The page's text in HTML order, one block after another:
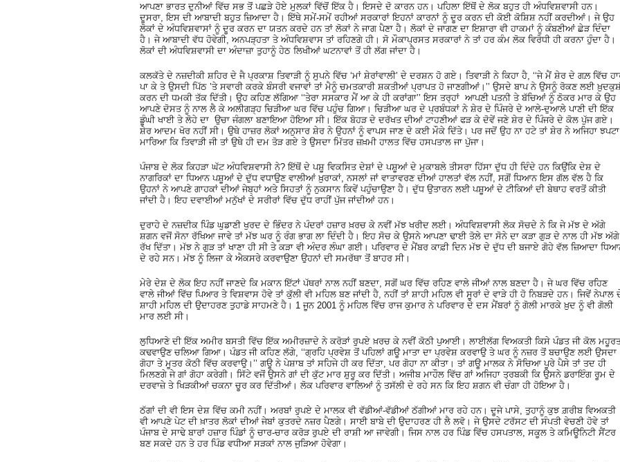
ਆਪਣਾ ਭਾਰਤ ਦੁਨੀਆਂ ਵਿੱਚ ਸਭ ਤੋਂ ਪਛੜੇ ਹੋਏ ਮੁਲਕਾਂ ਵਿੱਚੋਂ ਇੱਕ ਹੈ। ਇਸਦੇ ਦੋ ਕਾਰਨ ਹਨ। ਪਹਿਲਾ ਇੱਥੋਂ ਦੇ ਲੋਕ ਬਹੁਤ ਹੀ ਅੰਧਵਿਸ਼ਵਾਸੀ ਹਨ।
ਦੂਸਰਾ, ਇਸ ਦੀ ਆਬਾਦੀ ਬਹੁਤ ਜ਼ਿਆਦਾ ਹੈ। ਇੱਥੇ ਸਮੇਂ-ਸਮੇਂ ਰਹੀਆਂ ਸਰਕਾਰਾਂ ਇਹਨਾਂ ਕਾਰਨਾਂ ਨੂੰ ਦੂਰ ਕਰਨ ਦੀ ਕੋਈ ਕੋਸ਼ਿਸ਼ ਨਹੀਂ ਕਰਦੀਆਂ। ਜੇ ਉਹ
ਲੋਕਾਂ ਦੇ ਅੰਧਵਿਸ਼ਵਾਸਾਂ ਨੂੰ ਦੂਰ ਕਰਨ ਦਾ ਯਤਨ ਕਰਦੇ ਹਨ ਤਾਂ ਲੋਕਾਂ ਨੇ ਜਾਗ ਪੈਣਾ ਹੈ। ਲੋਕਾਂ ਦੇ ਜਾਗਣ ਦਾ ਇਸ਼ਾਰਾ ਵੀ ਹਾਕਮਾਂ ਨੂੰ ਕੰਬਣੀਆਂ ਛੇੜ ਦਿੰਦਾ
ਹੈ। ਜੇ ਆਬਾਦੀ ਵੱਧ ਹੋਵੇਗੀ, ਅਨਪੜ੍ਹਤਾ ਤੇ ਅੰਧਵਿਸ਼ਵਾਸ ਤਾਂ ਰਹਿਣਗੇ ਹੀ। ਸੋ ਮੌਕਾਪ੍ਰਸਤ ਸਰਕਾਰਾਂ ਨੇ ਤਾਂ ਹਰ ਕੰਮ ਲੋਕ ਵਿਰੋਧੀ ਹੀ ਕਰਨਾ ਹੁੰਦਾ ਹੈ।
ਲੋਕਾਂ ਦੀ ਅੰਧਵਿਸ਼ਵਾਸੀ ਦਾ ਅੰਦਾਜ਼ਾ ਤੁਹਾਨੂੰ ਹੇਠ ਲਿਖੀਆਂ ਘਟਨਾਵਾਂ ਤੋਂ ਹੀ ਲੱਗ ਜਾਂਦਾ ਹੈ।
ਕਲਕੱਤੇ ਦੇ ਨਜ਼ਦੀਕੀ ਸ਼ਹਿਰ ਦੇ ਜੈ ਪ੍ਰਕਾਸ਼ ਤਿਵਾੜੀ ਨੂੰ ਸੁਪਨੇ ਵਿੱਚ ‘ਮਾਂ ਸ਼ੇਰਾਂਵਾਲੀ’ ਦੇ ਦਰਸ਼ਨ ਹੋ ਗਏ। ਤਿਵਾੜੀ ਨੇ ਕਿਹਾ ਹੈ, ‘‘ਜੇ ਮੈਂ ਸ਼ੇਰ ਦੇ ਗਲ਼ ਵਿੱਚ
ਪਾ ਕੇ ਤੇ ਉਸਦੀ ਪਿੱਠ ’ਤੇ ਸਵਾਰੀ ਕਰਕੇ ਬੰਸਰੀ ਵਜਾਵਾਂ ਤਾਂ ਮੈਨੂੰ ਚਮਤਕਾਰੀ ਸ਼ਕਤੀਆਂ ਪ੍ਰਾਪਤ ਹੋ ਜਾਣਗੀਆਂ।’’ ਉਸਦੇ ਬਾਪ ਨੇ ਉਸਨੂੰ ਰੋਕਣ ਲਈ
ਕਰਨ ਦੀ ਧਮਕੀ ਤੱਕ ਦਿੱਤੀ। ਉਹ ਕਹਿਣ ਲੱਗਿਆ ‘‘ਤੇਰਾ ਸਸਕਾਰ ਮੈਂ ਆ ਕੇ ਹੀ ਕਰਾਂਗਾ’’ ਇਸ ਤਰ੍ਹਾਂ ਆਪਣੀ ਪਤਨੀ ਤੇ ਬੱਚਿਆਂ ਨੂੰ ਠੋਕਰ ਮਾਰ ਕੇ ਉਹ
ਆਪਣੇ ਦੋਸਤ ਨੂੰ ਨਾਲ ਲੈ ਕੇ ਅਲੀਗੜ੍ਹ ਚਿੜੀਆ ਘਰ ਵਿੱਚ ਪਹੁੰਚ ਗਿਆ। ਚਿੜੀਆ ਘਰ ਦੇ ਪ੍ਰਬੰਧਕਾਂ ਨੇ ਸ਼ੇਰ ਦੇ ਪਿੰਜਰੇ ਦੇ ਆਲੇ-ਦੁਆਲੇ ਪਾਣੀ ਦੀ ਇੱਕ
ਡੂੰਘੀ ਖਾਈ ਤੇ ਲੋਹੇ ਦਾ ਉਚਾ ਜੰਗਲਾ ਬਣਾਇਆ ਹੋਇਆ ਸੀ। ਇੱਕ ਬੋਹੜ ਦੇ ਦਰੱਖਤ ਦੀਆਂ ਟਾਹਣੀਆਂ ਫੜ ਕੇ ਦੋਵੇਂ ਜਣੇ ਸ਼ੇਰ ਦੇ ਪਿੰਜਰੇ ਦੇ ਕੋਲ ਪੁੱਜ ਗਏ।
ਸ਼ੇਰ ਆਦਮ ਖੋਰ ਨਹੀਂ ਸੀ। ਉਥੇ ਹਾਜ਼ਰ ਲੋਕਾਂ ਅਨੁਸਾਰ ਸ਼ੇਰ ਨੇ ਉਹਨਾਂ ਨੂੰ ਵਾਪਸ ਜਾਣ ਦੇ ਕਈ ਮੌਕੇ ਦਿੱਤੇ। ਪਰ ਜਦੋਂ ਉਹ ਨਾ ਹਟੇ ਤਾਂ ਸ਼ੇਰ ਨੇ ਅਜਿਹਾ ਝਪਟਾ
ਮਾਰਿਆ ਕਿ ਤਿਵਾੜੀ ਜੀ ਤਾਂ ਉਥੇ ਹੀ ਦਮ ਤੋੜ ਗਏ ਤੇ ਉਸਦਾ ਮਿੱਤਰ ਜ਼ਖ਼ਮੀ ਹਾਲਤ ਵਿੱਚ ਹਸਪਤਾਲ ਜਾ ਪੁੱਜਾ।
ਪੰਜਾਬ ਦੇ ਲੋਕ ਕਿਹੜਾ ਘੱਟ ਅੰਧਵਿਸ਼ਵਾਸੀ ਨੇ? ਇੱਥੋਂ ਦੇ ਪਸ਼ੂ ਵਿਕਸਿਤ ਦੇਸ਼ਾਂ ਦੇ ਪਸ਼ੂਆਂ ਦੇ ਮੁਕਾਬਲੇ ਤੀਸਰਾ ਹਿੱਸਾ ਦੁੱਧ ਹੀ ਦਿੰਦੇ ਹਨ ਕਿਉਂਕਿ ਦੇਸ਼ ਦੇ
ਨਾਗਰਿਕਾਂ ਦਾ ਧਿਆਨ ਪਸ਼ੂਆਂ ਦੇ ਦੁੱਧ ਵਧਾਉਣ ਵਾਲੀਆਂ ਖ਼ੁਰਾਕਾਂ, ਨਸਲਾਂ ਜਾਂ ਵਾਤਾਵਰਣ ਦੀਆਂ ਹਾਲਤਾਂ ਵੱਲ ਨਹੀਂ, ਸਗੋਂ ਧਿਆਨ ਇਸ ਗੱਲ ਵੱਲ ਹੈ ਕਿ
ਉਹਨਾਂ ਨੇ ਆਪਣੇ ਗਾਹਕਾਂ ਦੀਆਂ ਜੇਬ੍ਹਾਂ ਅਤੇ ਸਿਹਤਾਂ ਨੂੰ ਨੁਕਸਾਨ ਕਿਵੇਂ ਪਹੁੰਚਾਉਣਾ ਹੈ। ਦੁੱਧ ਉਤਾਰਨ ਲਈ ਪਸ਼ੂਆਂ ਦੇ ਟੀਕਿਆਂ ਦੀ ਬੇਥਾਹ ਵਰਤੋਂ ਕੀਤੀ
ਜਾਂਦੀ ਹੈ। ਇਹ ਦਵਾਈਆਂ ਮਨੁੱਖਾਂ ਦੇ ਸਰੀਰਾਂ ਵਿੱਚ ਦੁੱਧ ਰਾਹੀਂ ਪੁੱਜ ਜਾਂਦੀਆਂ ਹਨ।
ਦੁਰਾਹੇ ਦੇ ਨਜ਼ਦੀਕ ਪਿੰਡ ਘੁਡਾਣੀ ਖੁਰਦ ਦੇ ਭਿੰਦਰ ਨੇ ਪੰਦਰਾਂ ਹਜ਼ਾਰ ਖ਼ਰਚ ਕੇ ਨਵੀਂ ਮੱਝ ਖਰੀਦ ਲਈ। ਅੰਧਵਿਸ਼ਵਾਸੀ ਲੋਕ ਸੋਚਦੇ ਨੇ ਕਿ ਜੇ ਮੱਝ ਦੇ ਅੱਗੇ
ਸ਼ਗਨ ਵਜੋਂ ਸੋਨਾ ਰੱਖਿਆ ਜਾਵੇ ਤਾਂ ਮੱਝ ਘਰ ਨੂੰ ਰੰਗ ਭਾਗ ਲਾ ਦਿੰਦੀ ਹੈ। ਇਹ ਸੋਚ ਕੇ ਉਸਨੇ ਆਪਣਾ ਢਾਈ ਤੋਲੇ ਦਾ ਸੋਨੇ ਦਾ ਕੜਾ ਗੁੜ ਦੇ ਨਾਲ ਹੀ ਮੱਝ ਅੱਗੇ
ਰੱਖ ਦਿੱਤਾ। ਮੱਝ ਨੇ ਗੁੜ ਤਾਂ ਖਾਣਾ ਹੀ ਸੀ ਤੇ ਕੜਾ ਵੀ ਅੰਦਰ ਲੰਘਾ ਗਈ। ਪਰਿਵਾਰ ਦੇ ਮੈਂਬਰ ਕਾਫ਼ੀ ਦਿਨ ਮੱਝ ਦੇ ਦੁੱਧ ਦੀ ਬਜਾਏ ਗੋਹੇ ਵੱਲ ਜ਼ਿਆਦਾ
ਦੇ ਰਹੇ ਸਨ। ਮੱਝ ਨੂੰ ਲਿਜਾ ਕੇ ਐਕਸਰੇ ਕਰਵਾਉਣਾ ਉਹਨਾਂ ਦੀ ਸਮਰੱਥਾ ਤੋਂ ਬਾਹਰ ਸੀ।
ਮੇਰੇ ਦੇਸ਼ ਦੇ ਲੋਕ ਇਹ ਨਹੀਂ ਜਾਣਦੇ ਕਿ ਮਕਾਨ ਇੱਟਾਂ ਪੱਥਰਾਂ ਨਾਲ ਨਹੀਂ ਬਣਦਾ, ਸਗੋਂ ਘਰ ਵਿੱਚ ਰਹਿਣ ਵਾਲੇ ਜੀਆਂ ਨਾਲ ਬਣਦਾ ਹੈ। ਜੇ ਘਰ ਵਿੱਚ ਰਹਿਣ
ਵਾਲੇ ਜੀਆਂ ਵਿੱਚ ਪਿਆਰ ਤੇ ਵਿਸ਼ਵਾਸ ਹੋਵੇ ਤਾਂ ਕੁੱਲੀ ਵੀ ਮਹਿਲ ਬਣ ਜਾਂਦੀ ਹੈ, ਨਹੀਂ ਤਾਂ ਸ਼ਾਹੀ ਮਹਿਲ ਵੀ ਸੂਰਾਂ ਦੇ ਵਾੜੇ ਹੀ ਹੋ ਨਿਬੜਦੇ ਹਨ। ਜਿਵੇਂ ਨੇਪਾਲ
ਸ਼ਾਹੀ ਮਹਿਲ ਦੀ ਉਦਾਹਰਣ ਤੁਹਾਡੇ ਸਾਹਮਣੇ ਹੈ। 1 ਜੂਨ 2001 ਨੂੰ ਮਹਿਲ ਵਿੱਚ ਰਾਜ ਕੁਮਾਰ ਨੇ ਪਰਿਵਾਰ ਦੇ ਦਸ ਮੈਂਬਰਾਂ ਨੂੰ ਗੋਲੀ ਮਾਰਕੇ ਖ਼ੁਦ ਨੂੰ ਵੀ ਗੋਲੀ
ਮਾਰ ਲਈ ਸੀ।
ਲੁਧਿਆਣੇ ਦੀ ਇੱਕ ਅਮੀਰ ਬਸਤੀ ਵਿੱਚ ਇੱਕ ਅਮੀਰਜ਼ਾਦੇ ਨੇ ਕਰੋੜਾਂ ਰੁਪਏ ਖ਼ਰਚ ਕੇ ਨਵੀਂ ਕੋਠੀ ਪੁਆਈ। ਲਾਈਲੱਗ ਵਿਅਕਤੀ ਕਿਸੇ ਪੰਡਤ ਜੀ ਕੋਲ
ਕਢਵਾਉਣ ਚਲਿਆ ਗਿਆ। ਪੰਡਤ ਜੀ ਕਹਿਣ ਲੱਗੇ, ‘‘ਗ੍ਰਹਿ ਪ੍ਰਵੇਸ਼ ਤੋਂ ਪਹਿਲਾਂ ਗਊ ਮਾਤਾ ਦਾ ਪ੍ਰਵੇਸ਼ ਕਰਵਾਉ ਤੇ ਘਰ ਨੂੰ ਨਜ਼ਰ ਤੋਂ ਬਚਾਉਣ ਲਈ ਉਸਦਾ
ਗੋਹਾ ਤੇ ਮੂਤਰ ਕੋਠੀ ਵਿੱਚ ਕਰਵਾਉ।’’ ਗਊ ਨੇ ਪੇਸ਼ਾਬ ਤਾਂ ਸਹਿਜੇ ਹੀ ਕਰ ਦਿੱਤਾ, ਪਰ ਗੋਹਾ ਨਾ ਕੀਤਾ। ਤਾਂ ਗਊ ਮਾਲਕ ਨੇ ਸੋਚਿਆ ਪੂਰੇ ਪੈਸੇ ਤਾਂ ਤਦ ਹੀ
ਮਿਲਣਗੇ ਜੇ ਗਾਂ ਗੋਹਾ ਕਰੇਗੀ। ਸਿੱਟੇ ਵਜੋਂ ਉਸਨੇ ਗਾਂ ਦੀ ਕੁੱਟ ਮਾਰ ਸ਼ੁਰੂ ਕਰ ਦਿੱਤੀ। ਅਜੀਬ ਮਾਹੌਲ ਵਿੱਚ ਗਾਂ ਅਜਿਹਾ ਤ੍ਰਬਕੀ ਕਿ ਉਸਨੇ ਡਰਾਇੰਗ ਰੂਮ ਦੇ
ਦਰਵਾਜ਼ੇ ਤੇ ਖਿੜਕੀਆਂ ਚਕਨਾ ਚੂਰ ਕਰ ਦਿੱਤੀਆਂ। ਲੋਕ ਪਰਿਵਾਰ ਵਾਲਿਆਂ ਨੂੰ ਤਸੱਲੀ ਦੇ ਰਹੇ ਸਨ ਕਿ ਇਹ ਸ਼ਗਨ ਵੀ ਚੰਗਾ ਹੀ ਹੋਇਆ ਹੈ।
ਠੱਗਾਂ ਦੀ ਵੀ ਇਸ ਦੇਸ਼ ਵਿੱਚ ਕਮੀ ਨਹੀਂ। ਅਰਬਾਂ ਰੁਪਏ ਦੇ ਮਾਲਕ ਵੀ ਵੱਡੀਆਂ-ਵੱਡੀਆਂ ਠੱਗੀਆਂ ਮਾਰ ਰਹੇ ਹਨ। ਦੂਜੇ ਪਾਸੇ, ਤੁਹਾਨੂੰ ਕੁਝ ਗ਼ਰੀਬ ਵਿਅਕਤੀ
ਵੀ ਆਪਣੇ ਪੇਟ ਦੀ ਖ਼ਾਤਰ ਲੋਕਾਂ ਦੀਆਂ ਜੇਬਾਂ ਕੁਤਰਦੇ ਨਜ਼ਰ ਪੈਣਗੇ। ਸਾਈ ਬਾਬੇ ਦੀ ਉਦਾਹਰਣ ਹੀ ਲੈ ਲਵੋ। ਜੇ ਉਸਦੇ ਟਰੱਸਟ ਦੀ ਸੰਪਤੀ ਵੇਚਣੀ ਹੋਵੇ ਤਾਂ
ਪੰਜਾਬ ਦੇ ਸਾਢੇ ਬਾਰਾਂ ਹਜ਼ਾਰ ਪਿੰਡਾਂ ਨੂੰ ਚਾਰ-ਚਾਰ ਕਰੋੜ ਰੁਪਏ ਦੀ ਰਾਸ਼ੀ ਆ ਜਾਵੇਗੀ। ਜਿਸ ਨਾਲ ਹਰ ਪਿੰਡ ਵਿੱਚ ਹਸਪਤਾਲ, ਸਕੂਲ ਤੇ ਕਮਿਊਨਿਟੀ ਸੈਂਟਰ
ਬਣ ਸਕਦੇ ਹਨ ਤੇ ਹਰ ਪਿੰਡ ਵਧੀਆ ਸੜਕਾਂ ਨਾਲ ਜੁੜਿਆ ਹੋਵੇਗਾ।